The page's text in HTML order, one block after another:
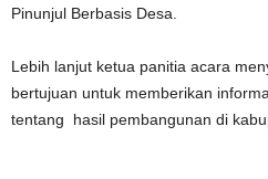
Pinunjul Berbasis Desa.
Lebih lanjut ketua panitia acara
bertujuan untuk memberikan
tentang hasil pembangunan di